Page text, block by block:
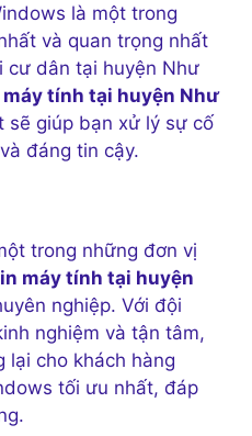
là một trong
và quan trọng nhất
cư dân tại huyện Như
tính tại huyện Như
sẽ giúp bạn xử lý sự cố
đáng tin cậy.
trong những đơn vị
máy tính tại huyện
nghiệp. Với đội
nghiệm và tận tâm,
lại cho khách hàng
tối ưu nhất, đáp